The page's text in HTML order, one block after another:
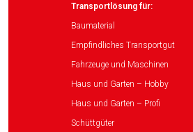
Transportlösung für:
Baumaterial
Empfindliches Transportgut
Fahrzeuge und Maschinen
Haus und Garten – Hobby
Haus und Garten – Profi
Schüttgüter